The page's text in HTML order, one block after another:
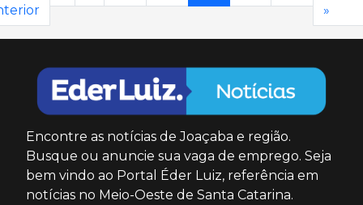
»
Encontre as notícias de Joaçaba e região.
Busque ou anuncie sua vaga de emprego. Seja
bem vindo ao Portal Éder Luiz, referência em
notícias no Meio-Oeste de Santa Catarina.